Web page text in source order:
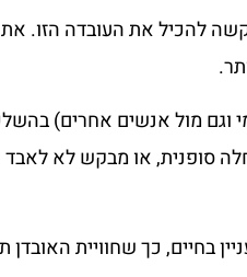
להכיל את העובדה הזו.
וגם מול אנשים אחרים)
סופנית, או מבקש לא
בחיים, כך שחוויית